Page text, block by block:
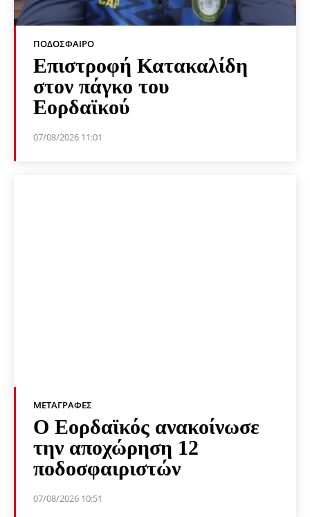
ΠΟΔΌΣΦΑΙΡΟ
Επιστροφή Κατακαλίδη
στον πάγκο του
Εορδαϊκού
07/08/2026 11:01
ΜΕΤΑΓΡΑΦΈΣ
Ο Εορδαϊκός ανακοίνωσε
την αποχώρηση 12
ποδοσφαιριστών
07/08/2026 10:51